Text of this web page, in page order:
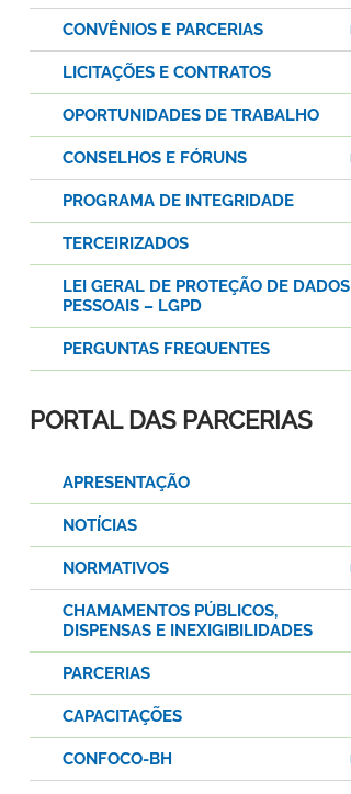
CONVÊNIOS E PARCERIAS
LICITAÇÕES E CONTRATOS
OPORTUNIDADES DE TRABALHO
CONSELHOS E FÓRUNS
PROGRAMA DE INTEGRIDADE
TERCEIRIZADOS
LEI GERAL DE PROTEÇÃO DE DADOS
PESSOAIS – LGPD
PERGUNTAS FREQUENTES
PORTAL DAS PARCERIAS
APRESENTAÇÃO
NOTÍCIAS
NORMATIVOS
CHAMAMENTOS PÚBLICOS,
DISPENSAS E INEXIGIBILIDADES
PARCERIAS
CAPACITAÇÕES
CONFOCO-BH